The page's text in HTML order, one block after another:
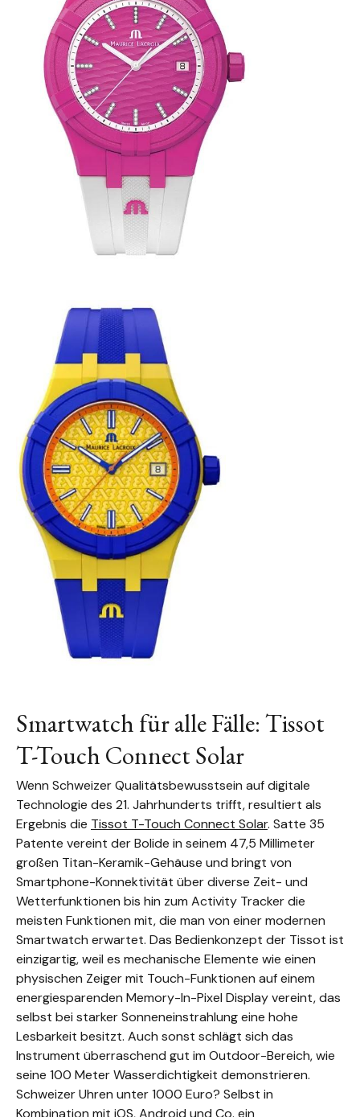
Smartwatch für alle Fälle: Tissot
T-Touch Connect Solar
Wenn Schweizer Qualitätsbewusstsein auf digitale
Technologie des 21. Jahrhunderts trifft, resultiert als
Ergebnis die Tissot T-Touch Connect Solar. Satte 35
Patente vereint der Bolide in seinem 47,5 Millimeter
großen Titan-Keramik-Gehäuse und bringt von
Smartphone-Konnektivität über diverse Zeit- und
Wetterfunktionen bis hin zum Activity Tracker die
meisten Funktionen mit, die man von einer modernen
Smartwatch erwartet. Das Bedienkonzept der Tissot ist
einzigartig, weil es mechanische Elemente wie einen
physischen Zeiger mit Touch-Funktionen auf einem
energiesparenden Memory-In-Pixel Display vereint, das
selbst bei starker Sonneneinstrahlung eine hohe
Lesbarkeit besitzt. Auch sonst schlägt sich das
Instrument überraschend gut im Outdoor-Bereich, wie
seine 100 Meter Wasserdichtigkeit demonstrieren.
Schweizer Uhren unter 1000 Euro? Selbst in
Kombination mit iOS, Android und Co. ein